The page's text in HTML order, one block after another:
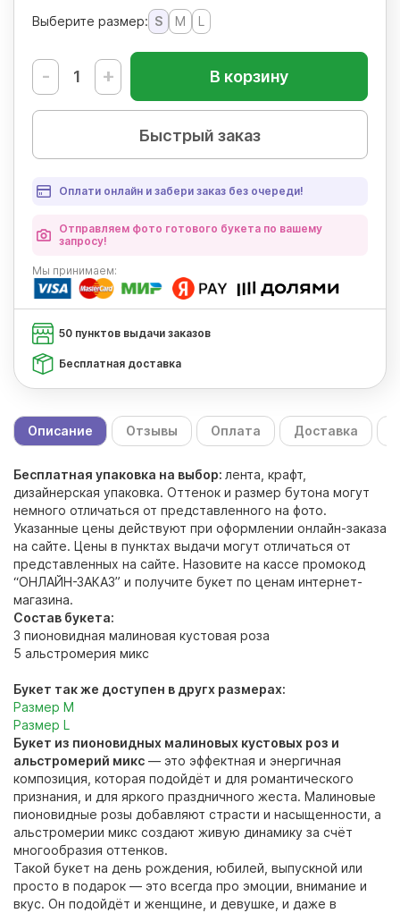
Выберите размер: S M L
- + В корзину
Быстрый заказ
Оплати онлайн и забери заказ без очереди!
Отправляем фото готового букета по вашему
запросу!
Мы принимаем:
50 пунктов выдачи заказов
Бесплатная доставка
Описание Отзывы Оплата Доставка
Бесплатная упаковка на выбор: лента, крафт,
дизайнерская упаковка. Оттенок и размер бутона могут
немного отличаться от представленного на фото.
Указанные цены действуют при оформлении онлайн-заказа
на сайте. Цены в пунктах выдачи могут отличаться от
представленных на сайте. Назовите на кассе промокод
“ОНЛАЙН-ЗАКАЗ” и получите букет по ценам интернет-
магазина.
Состав букета:
3 пионовидная малиновая кустовая роза
5 альстромерия микс
Букет так же доступен в другх размерах:
Размер M
Размер L
Букет из пионовидных малиновых кустовых роз и
альстромерий микс — это эффектная и энергичная
композиция, которая подойдёт и для романтического
признания, и для яркого праздничного жеста. Малиновые
пионовидные розы добавляют страсти и насыщенности, а
альстромерии микс создают живую динамику за счёт
многообразия оттенков.
Такой букет на день рождения, юбилей, выпускной или
просто в подарок — это всегда про эмоции, внимание и
вкус. Он подойдёт и женщине, и девушке, и даже в